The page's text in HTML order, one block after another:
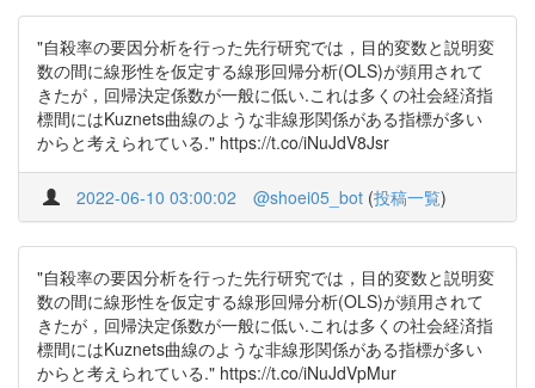
"自殺率の要因分析を行った先行研究では，目的変数と説明変
数の間に線形性を仮定する線形回帰分析(OLS)が頻用されて
きたが，回帰決定係数が一般に低い.これは多くの社会経済指
標間にはKuznets曲線のような非線形関係がある指標が多い
からと考えられている." https://t.co/iNuJdV8Jsr
2022-06-10 03:00:02 @shoei05_bot (投稿一覧)
"自殺率の要因分析を行った先行研究では，目的変数と説明変
数の間に線形性を仮定する線形回帰分析(OLS)が頻用されて
きたが，回帰決定係数が一般に低い.これは多くの社会経済指
標間にはKuznets曲線のような非線形関係がある指標が多い
からと考えられている." https://t.co/iNuJdVpMur